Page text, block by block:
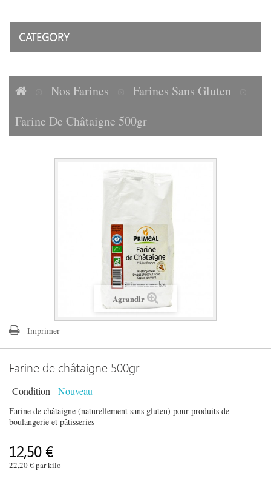
CATEGORY
Nos Farines
Farines Sans Gluten
Farine De Châtaigne 500gr
Agrandir
Imprimer
Farine de châtaigne 500gr
Condition Nouveau
Farine de châtaigne (naturellement sans gluten) pour produits de
boulangerie et pâtisseries
12,50 €
22,20 €par kilo